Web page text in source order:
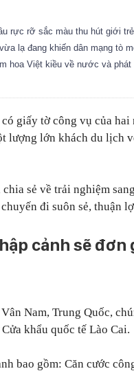
rực rỡ sắc màu thu hút giới
lạ đang khiến dân mạng tò
hoa Việt kiều về nước và
giấy tờ công vụ của
lượng lớn khách du lịch
sẻ về trải nghiệm
đi suôn sẻ, thuận
cảnh sẽ
Nam, Trung Quốc,
khẩu quốc tế Lào Cai.
bao gồm: Căn cước